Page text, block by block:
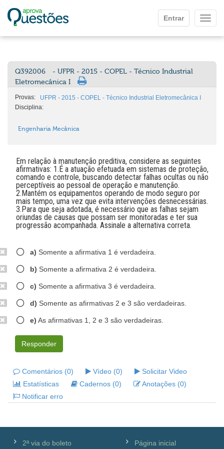
Entrar
Q392006
- UFPR - 2015 - COPEL - Técnico Industrial
Eletromecânica I
Provas:
UFPR - 2015 - COPEL - Técnico Industrial Eletromecânica I
Disciplina:
Engenharia Mecânica
Em relação à manutenção preditiva, considere as seguintes
afirmativas: 1.É a atuação efetuada em sistemas de proteção,
comando e controle, buscando detectar falhas ocultas ou não
perceptíveis ao pessoal de operação e manutenção.
2.Mantém os equipamentos operando de modo seguro por
mais tempo, uma vez que evita intervenções desnecessárias.
3.Para que seja adotada, é necessário que as falhas sejam
oriundas de causas que possam ser monitoradas e ter sua
progressão acompanhada. Assinale a alternativa correta.
a) Somente a afirmativa 1 é verdadeira.
b) Somente a afirmativa 2 é verdadeira.
c) Somente a afirmativa 3 é verdadeira.
d) Somente as afirmativas 2 e 3 são verdadeiras.
e) As afirmativas 1, 2 e 3 são verdadeiras.
Responder
Comentários (0) Vídeo (0)
Solicitar Video
Estatísticas
Cadernos (0)
Anotações (0)
Notificar erro
2ª via do boleto Página inicial